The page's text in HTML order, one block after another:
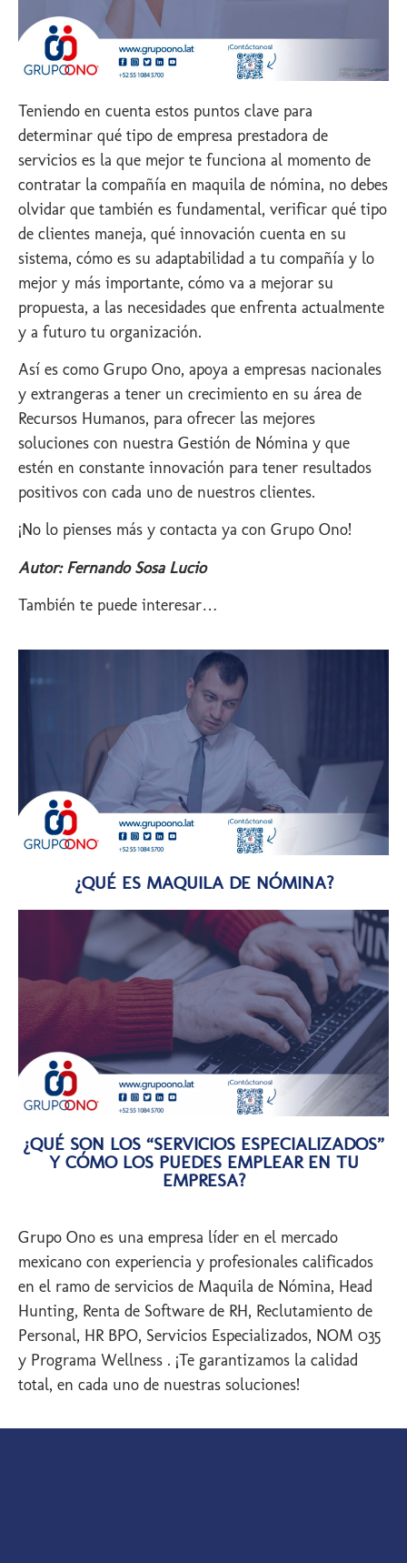
Teniendo en cuenta estos puntos clave para
determinar qué tipo de empresa prestadora de
servicios es la que mejor te funciona al momento de
contratar la compañía en maquila de nómina, no debes
olvidar que también es fundamental, verificar qué tipo
de clientes maneja, qué innovación cuenta en su
sistema, cómo es su adaptabilidad a tu compañía y lo
mejor y más importante, cómo va a mejorar su
propuesta, a las necesidades que enfrenta actualmente
y a futuro tu organización.
Así es como Grupo Ono, apoya a empresas nacionales
y extrangeras a tener un crecimiento en su área de
Recursos Humanos, para ofrecer las mejores
soluciones con nuestra Gestión de Nómina y que
estén en constante innovación para tener resultados
positivos con cada uno de nuestros clientes.
¡No lo pienses más y contacta ya con Grupo Ono!
Autor: Fernando Sosa Lucio
También te puede interesar…
¿QUÉ ES MAQUILA DE NÓMINA?
¿QUÉ SON LOS “SERVICIOS ESPECIALIZADOS”
Y CÓMO LOS PUEDES EMPLEAR EN TU
EMPRESA?
Grupo Ono es una empresa líder en el mercado
mexicano con experiencia y profesionales calificados
en el ramo de servicios de Maquila de Nómina, Head
Hunting, Renta de Software de RH, Reclutamiento de
Personal, HR BPO, Servicios Especializados, NOM 035
y Programa Wellness . ¡Te garantizamos la calidad
total, en cada uno de nuestras soluciones!